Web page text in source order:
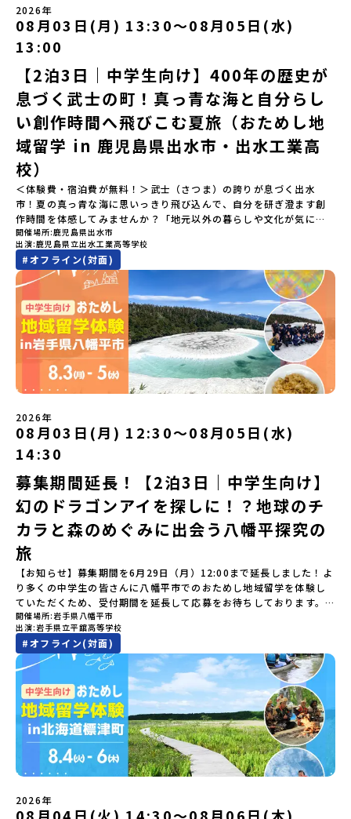
ら抽選の上、締め切り日から1週間を目途に、お申し込み時に記入い
ただいたメールアドレス宛に「当選／落選メール」をお送りいたし
ます。当選者は、メールに記載された「当選確認フォーム」に３日
ていただきます。当選確認フォームの期日までにご回答いただけな
い場合は、当選を取り消しとさせていただきます。当選取り消しが
あった場合は、繰り上げ当選者へご連絡させていただきます。登録
メールアドレスの変更をご希望の場合は下記の地域みらい留学公式
LINEよりご連絡をお願いします。※受信制限設定をしていると、通
知メールをお受け取りいただけません。その場合は、
「@miratabi.jp」からのメールを受信できるよう設定をお願いいた
します。※結果に関する個別のお問合せにはお答えしておりません
ので、ご了承ください。・お申し込みについてお申込はお一人様1回
限りです。PC・スマートフォンからお申込ください。申込後の内容
変更はできません。お申込時は、メールアドレスの入力間違いにご
注意ください。・宿泊について１室に複数(同性2～4名程度)で宿泊
いただく予定です。・食事アレルギー対応について個別の詳細なア
レルギー対応希望にはお応えしかねる場合がございます。対応が必
要な場合は必ず事前にご相談ください。・参加取消や急遽参加でき
なくなった場合について参加決定後の参加お取り消しはご遠慮下さ
い。やむを得ないお取り消しの場合はお早めに事務局までご連絡く
ださい。・キャンセルポリシーやむを得ない参加お取り消しの場
合、以下のルールに沿って対応させていただきます。ご了承くださ
い。プログラム開催日の前日＜7月3日＞から、【キャンセルのご連
絡日：お支払いいただく旅行代金】・21日目にあたる日以前：無
料・20日目-8日目：20％・7日目-2日目：30％・プログラム開始日
加またはプログラム開始後の解除：100％・催行中止について天候な
どの状況等によって開催を見合わせる可能性があります。その場合
は原則、開催日1週間前までにご連絡いたします。又、最少催行人数
に達しなかった場合は、開催日3週間前までに催行中止の旨をメール
にてご連絡いたします。・よくあるご質問その他、よくあるご質問
についてはこちらをご確認ください。運営団体について＜プログラ
ム主催：一般財団法人地域・教育魅力化プラットフォーム＞「意志
ある若者にあふれる持続可能な地域・社会をつくる」というビジョ
ンを掲げ、2017年3月に島根県に設立した教育事業団体です。日本
全国約200の高校と連携しながら、中学卒業後に地域の枠を越えて生
徒一人ひとりの夢や価値観に合った地域・学校で1〜3年間過ごすこ
とができるシステム「地域みらい留学」をはじめとした、教育事業
や地域活性モデルをつくり続けています。名 称：一般財団法人地
域・教育魅力化プラットフォーム設 立：2017年3月代表者：岩本
悠所在地：〒690-0842 島根県松江市東本町二丁目25-6 みらい
BASE2階 その他所在地公式HP：http://c-platform.or.jp/お問い
合わせ先担当：小川・小原E-mail：info@miratabi.jp「おためし
地域留学体験」のプログラム開催情報を公式LINEにて配信中！ぜひ
ご登録ください♪地域みらい留学公式LINE
「みんなでBBQディナー」 -さらに仲間や地元の高校生、町の大人
たちと交流＜3日目＞（AM）「アイヌが愛した森を散策するフィー
ルドワーク」「3日間の振り返りワーク」 -みんなで振り返り対話
「ランチ/お土産タイム」（PM） 13：30頃プログラム終了-新千歳
空港には15：00頃に到着予定です。※天候の状況や参加人数によっ
てプログラムを変更する場合がございます。参加概要【開催場所】
北海道平取町（びらとりちょう）【実施日程】7月18日(土)～7月20
日(月祝)※参加が確定した方には6月3日(水) 18：30～20：00に
「参加者向け事前オンライン研修」をご案内する予定です。必ず参
加をお願いします。【集合場所・時間】7月18日(土) 12：00 新千歳
空港※12：00までに新千歳空港に到着する便で手配ください。【解
散場所・時間】7月20日(祝月) 15：00頃 新千歳空港※16：00以降
に新千歳空港を出発する便で手配ください。【対象】中学2年生、中
学3年生【宿泊先】ゲストハウス ヤント※ドミトリータイプの2段ベ
ッド（1室2～4名）で宿泊いただく予定です。【旅行代金】無料※旅
行代金に含まれる費用のうち、以下の内容が無料となります・宿泊
費（2泊分）・プログラム内のアクティビティ・体験費用・一部の食
事代※以下の費用は参加者のご負担となります・集合場所までの往
復交通費・お土産代や自由時間の個人飲食費などの個人的費用【募
集人数】最大10名（お申し込み多数の場合は抽選の上決定）【参加
者決定】お申し込み多数の場合は、締め切り後1週間を目途に当落結
果をご連絡いたします。【申し込み受付締切】4月30日(木)12：00
から 5月14日(木) 12：00まで疑問も不安もワクワクに変える！「お
ためし地域留学」ステップアップ説明会プログラムの内容を詳しく
知りたい方や、お申し込みを迷われている方向けにZoomでのオン
ライン配信を行います。知りたい情報のレベルに合わせて、以下の2
つのステップをご活用ください。【STEP 1】全体オンライン説明会
（アーカイブ動画を公開中！）〜まずは「おためし地域留学」を知
りたい方へ〜日本全国20以上の地域から選んで参加できる「おため
し地域留学」の魅力を凝縮したアーカイブ動画をご覧いただけま
す。初めての一人旅への不安や、事務局のサポート体制、安全面に
る]YouTube：https://youtu.be/Yt8nd04aNgA?
si=e5erbspvwz5O8_uF【STEP 2】平取町プログラム説明会〜
「平取町」の内容を具体的に深掘りしたい方へ〜全体説明を聞いた
うえで、「平取町では具体的に何をするの？」「どんな町なの？」
という疑問にお答えする説明会です。平取町ならではの豊かな文化
や、2泊3日のプログラムの中身をたっぷりとお伝えします。日
時： 5月7日(木) 19：00〜19：40内 容： 平取町ってどんなとこ
ろ？、プログラム詳細解説、質疑応答お申し込み：https://c-
mirai.jp/events/002112どちらの説明会でも、お気軽にどうぞ！
「はじめての一人旅だけど大丈夫？」「どんな体験ができるの？」
そんな保護者様の不安や、中学生のみなさんの素朴な疑問にスタッ
フが直接お答えします。チャットでの質問も可能ですので、ぜひご
自宅からリラックスしてご参加ください。▼お申し込み前に必ずご
確認ください・参加規約への同意プログラムへの参加申し込みいた
だく前に、「お申し込みに関する各規約」への同意が必須となりま
す。ご確認ください。・抽選による参加者決定についてお申込みい
ただいた方の中から抽選の上、締め切り日から1週間を目途に、お申
し込み時に記入いただいたメールアドレス宛に「当選／落選メー
ル」をお送りいたします。当選者は、メールに記載された「当選確
認フォーム」に３日以内に回答いただき、確認フォームの提出をも
にご回答いただけない場合は、当選を取り消しとさせていただきま
す。当選取り消しがあった場合は、繰り上げ当選者へご連絡させて
です。どんな困難な状況にも真っ向から立ち向かい、未知の領域へ
夢を追って挑戦し続ける姿勢や、手つかずの大自然の中で一攫千金
の夢を抱いて熱中した「砂金掘り」、自らの手で広大な大地を切り
はない風土が存在します。大樹町では、このフロンティアスピリッ
ツが現在、「北海道の小さな町から宇宙を目指す」という新たな夢
へと繋がっています。 「宇宙版シリコンバレー」の実現を目指し、
国内外の宇宙関連企業が集まる宇宙港「北海道スペースポート」の
整備が進められています。 この未来への挑戦の精神は、民間企業に
よる日本初のロケット打ち上げ成功という形で実を結び、世界有数
のロケット発射場の適地として全国・アジア各国からも大きな注目
を集めています 今回は、そんな大樹町の過去から未来へ繋がるフロ
ンティアスピリッツに触れるアクティビティへ出発！農業からロケ
ットまで本物の現場を体感し、他では味わえない体験を五感をフル
につかって楽しむことができます🎵大樹高校は、農業から宇宙まで
「町のぜんぶが教科書」！大樹高校の学びは、ただ教室の机に座っ
ているだけではありません！農業や漁業から、最先端の宇宙科学ま
で「町のぜんぶが教科書」 です。先輩たちは「地域探究」の授業
や、放課後の「地域探究サークル」を通して、学校の外へどんどん
飛び出し町の人たちと一緒にリアルな課題解決にチャレンジしてい
ます。そんな先輩たちとの交流がきっと「未来の自分」のヒントが
見つかるはず！ あたたかい町の人たちや先輩たちとの出会いが待っ
ている北海道大樹町へ、あなたの世界をグッと広げる特別な旅に出
発しませんか？ 体験のおすすめポイント体験プログラム内容（予
定）＜１日目＞（PM）「オリエンテーション・自己紹介ワーク」
「大樹町の自然を満喫」 -先人の知恵と夢を体験「砂金堀」 -川
樹高校見学・寮見学」 -大樹高校の特徴を知る学校体験 -高校生
との対話「大樹町の魅力を体験①」 -大樹町ならではのランチ＆ス
イーツ（PM）「大樹町の魅力を体験②」 -大樹町宇宙交流センタ
ーSORA見学 -モデルロケットを飛ばしてみよう！「みんなで
BBQ」 -さらに仲間や地元の高校生、町の大人たちと交流＜3日目
＞（AM）「3日間の振り返りワーク」 -みんなで振り返り対話「牧
場の舞台裏。フィールドワーク」 -牧場見学・搾乳体験・動物と触
れ合おう「ランチ/お土産タイム」（PM） 14：00頃プログラム終
了-とかち帯広空港には15：00頃に到着予定です。※天候の状況や参
加人数によってプログラムを変更する場合がございます。参加概要
【開催場所】北海道大樹町（たいきちょう）【実施日程】7月28日
(火)〜 7月30日(木)※参加が確定した方には6月19日(金) 18：30～
20：00に「参加者向け事前オンライン研修」をご案内する予定で
す。必ず参加をお願いします。【集合場所・時間】7月28日(火)
13：00 とかち帯広空港※13：00までにとかち帯広空港に到着する
便で手配ください。【解散場所・時間】7月30日(木) 15：00頃 とか
ち帯広空港※16：00以降にとかち帯広空港を出発する便で手配くだ
さい。【対象】中学2年生、中学3年生【宿泊先】大樹町ワーキング
ステイ住宅※1室に複数(同性2～4名程度)で宿泊いただく予定です。
【旅行代金】無料※旅行代金に含まれる費用のうち、以下の内容が
無料となります：・宿泊費（2泊分）・プログラム内のアクティビテ
ィ・体験費用・一部の食事代*以下の費用は参加者のご負担となりま
す・集合場所までの往復交通費・お土産代や自由時間の個人飲食費
などの個人的費用【募集人数】最大10名（お申し込み多数の場合は
抽選の上決定）【参加者決定】お申し込み多数の場合は、締め切り
間】申込期間が延長になりました！5月7日(木)12：00 から 6月4日
2026年
08月03日(月) 13:30〜08月05日(水)
13:00
【2泊3日｜中学生向け】400年の歴史が
息づく武士の町！真っ青な海と自分らし
い創作時間へ飛びこむ夏旅（おためし地
域留学 in 鹿児島県出水市・出水工業高
校）
＜体験費・宿泊費が無料！＞武士（さつま）の誇りが息づく出水
市！夏の真っ青な海に思いっきり飛び込んで、自分を研ぎ澄ます創
作時間を体感してみませんか？「地元以外の暮らしや文化が気にな
る。いつか留学してみたい！」「自分の進学や将来の可能性をもっ
とひらきたい！」「ものづくりや工業高校に興味がある！」そんな
中学生のみなさんにおすすめ！「おためし地域留学」は、日本全国
約200の高校と連携し、地域の枠を超えて学校生活を送る「地域みら
い留学」をプチ体験できるプログラムです。はじめてのひとり旅で
も安心！現地でもスタッフがしっかりとサポートいたします。今回
のフィールドは「鹿児島県 出水市（いずみし）出水工業高校」出水
市（いずみし）は、鹿児島県の玄関口にあるまち。ここでしか見ら
れない景色と、地元の人たちがずっと大切にしてきたものがありま
す。400年前から続く「武士の道」を歩く昔、武士たちがまちを守る
ために築いた「出水麓（いずみふもと）武家屋敷群」。今も残る約
150軒のお屋敷のほとんどに、今も人が住んでいます。400年前の武
士が歩いた道を、自分の足で歩く。まるで、まち全体がタイムカプ
セル。真っ青な海へダイブ！目の前に広がる八代海（やつしろか
い）は穏やかなリアス式海岸。海に沈む夕日は一生に一度は見てお
きたい景色です。出水工業高校は、「建築科」と「機械電気科」の2
つの学科。金属加工、電気工作、建物のデザインにチャレンジでき
る環境。「高校生ものづくりコンテスト」の木材加工部門で九州大
会2位に輝くなど、先輩たちの実力はホンモノ！この旅では自分の手
でモノをつくる時間を体験。金属を削ったり、電気を組んだり、木
で形をつくったり。プロの機械にさわれる高校で&quot;自分の手
&quot;でモノづくりにチャレンジ。夜には自分だけの「竹灯籠（た
けとうろう）」を作って灯りをともします。真っ青な海に思いっき
りダイブしたり、全国から集まった仲間や地元の高校生、地域の方
たちとワイワイBBQや夕ごはんづくりは一生の思い出になるはず！
ちょっとドキドキするけど、楽しい！に出会う3日間。熱気あふれる
出水市の冒険に飛び込んでみませんか？体験のおすすめポイント体
験プログラム内容（予定）＜1日目＞（PM）「オリエンテーショ
ン・自己紹介ワーク」「みんなで海遊び！」 -心をほぐして、出水
に飛び込む！海を満喫しよう！「みんなで夕食」「1日目の振り返り
会」＜2日目＞（AM）「出水工業高校のオープンスクールに参
加」 -高校見学 -授業体験（PM）「学校のことを深く知る・もの
づくりにチャレンジ！」 -各学科を実際に体験する -ものづくり
にチャレンジ -竹灯籠づくりを創って灯りをともす「みんなで
BBQ」「2日目の振り返り会」＜3日目＞（AM）「3日間の振り返り
ワーク」 -みんなで振り返り対話（PM） 13:00頃 解散（出水駅）
※天候の状況や参加人数によってプログラムを変更する場合がござ
（月）〜 8月5日（水）※参加が確定した方には7月7日(火) 18:30-
20:00に「参加者向け事前オンライン会」をご案内する予定です。必
開催場所 鹿児島県出水市
出演 鹿児島県立出水工業高等学校
#オフライン(対面)
2026年
08月03日(月) 12:30〜08月05日(水)
14:30
募集期間延長！【2泊3日｜中学生向け】
幻のドラゴンアイを探しに！？地球のチ
カラと森のめぐみに出会う八幡平探究の
旅
【お知らせ】募集期間を6月29日（月）12:00まで延長しました！よ
り多くの中学生の皆さんに八幡平市でのおためし地域留学を体験し
ていただくため、受付期間を延長して応募をお待ちしております。
「申し込みのタイミングを逃してしまった」という方も、この機会
にぜひ一歩踏み出してみませんか？※都合により締め切りを早める
場合がございます。お早目にご応募ください！＜体験費・宿泊費が
無料＞緑があふれる大自然の町へ！世界でここでしかできない「自
然×アートの融合体験」や「自然クラフト」を楽しんでみません
か？「大自然や文化体験が好き！興味がある！」「その地域にしか
ない郷土料理を味わってみたい！」「地元以外の暮らしや文化が気
になる。いつか留学してみたい！」そんな中学生のみなさんにおす
すめ！「おためし地域留学体験」は、日本全国約200の高校と連携し
ながら地域の枠を超えて学校生活を送ることができる「地域みらい
留学」をプチ体験できるプログラムです。はじめてでも安心！現地
ではスタッフがしっかりとサポートいたします。今回のフィールド
は「岩手県八幡平市（はちまんたいし）」岩手県八幡平市（はちま
んたいし）は北西部にあり、秋田県との県境にある自然豊かな町で
開催場所 岩手県八幡平市
出演 岩手県立平舘高等学校
#オフライン(対面)
2026年